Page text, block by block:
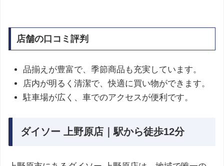
店舗の口コミ評判
品揃えが豊富で、季節商品も充実しています。
店内が明るく清潔で、快適に買い物ができます。
駐車場が広く、車でのアクセスが便利です。
ダイソー 上野原店｜駅から徒歩12分